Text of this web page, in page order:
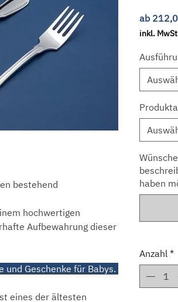
bestehend
hochwertigen
Aufbewahrung dieser
und Geschenke für Babys.
eines der ältesten
ab
inkl.
haben
Anzahl *